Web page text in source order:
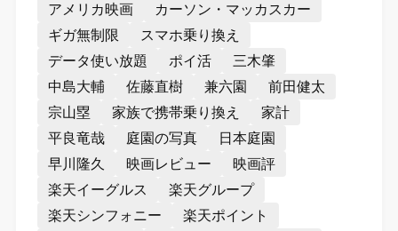
アメリカ映画
カーソン・マッカスカー
ギガ無制限
スマホ乗り換え
データ使い放題
ポイ活
三木肇
中島大輔
佐藤直樹 兼六園
前田健太
宗山塁
家族で携帯乗り換え
家計
平良竜哉
庭園の写真
日本庭園
早川隆久
映画レビュー
映画評
楽天イーグルス
楽天グループ
楽天シンフォニー
楽天ポイント